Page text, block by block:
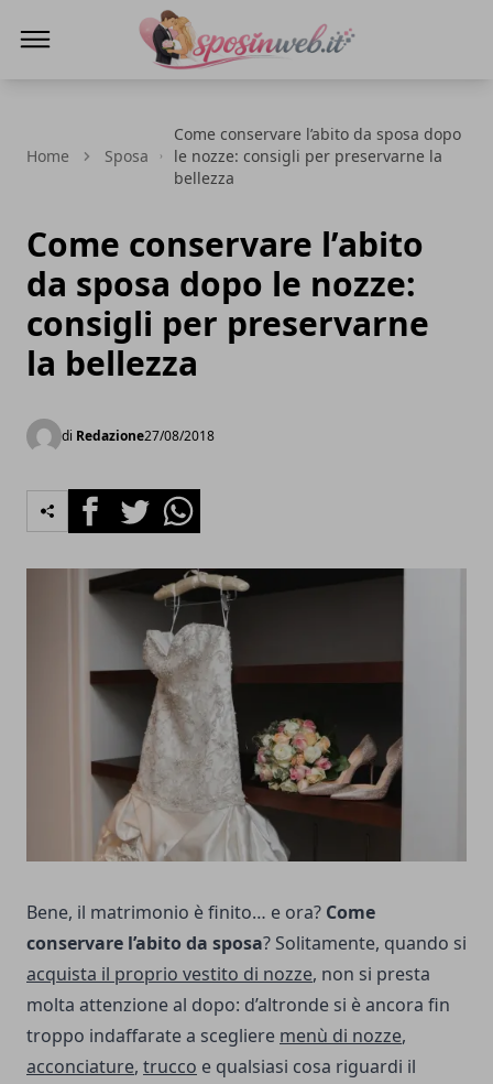
Home Sposa
Come conservare l’abito da sposa dopo
le nozze: consigli per preservarne la
bellezza
Come conservare l’abito
da sposa dopo le nozze:
consigli per preservarne
la bellezza
di Redazione27/08/2018
FacebookTwitterWhatsapp
Bene, il matrimonio è finito… e ora? Come
conservare l’abito da sposa? Solitamente, quando si
acquista il proprio vestito di nozze, non si presta
molta attenzione al dopo: d’altronde si è ancora fin
troppo indaffarate a scegliere menù di nozze,
acconciature, trucco e qualsiasi cosa riguardi il